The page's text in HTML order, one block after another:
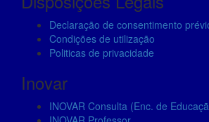
Declaração de consentimento
Condições de utilização
Politicas de privacidade
Inovar
INOVAR Consulta (Enc. de
visit. If you
refuse these
cookies,
functionality
will
disappear
from the
website.